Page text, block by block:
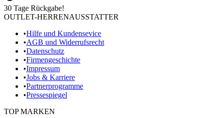
30 Tage Rückgabe!
OUTLET-HERRENAUSSTATTER
•Hilfe und Kundensevice
•AGB und Widerrufsrecht
•Datenschutz
•Firmengeschichte
•Impressum
•Jobs & Karriere
•Partnerprogramme
•Pressespiegel
TOP MARKEN